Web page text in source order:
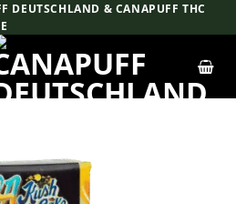
DEUTSCHLAND & CANAPUFF THC